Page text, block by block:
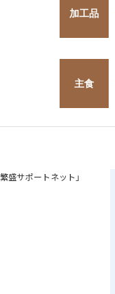
加工品
主食
盛サポートネット」